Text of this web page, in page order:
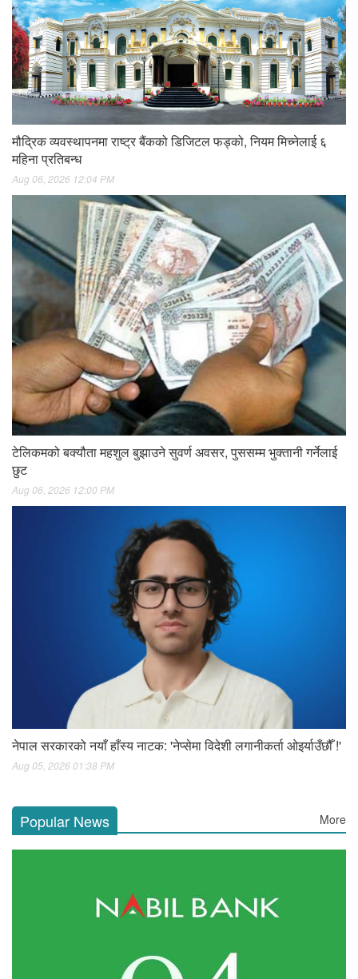
मौद्रिक व्यवस्थापनमा राष्ट्र बैंकको डिजिटल फड्को, नियम मिच्नेलाई ६
महिना प्रतिबन्ध
Aug 06, 2026 12:04 PM
टेलिकमको बक्यौता महशुल बुझाउने सुवर्ण अवसर, पुससम्म भुक्तानी गर्नेलाई
छुट
Aug 06, 2026 12:00 PM
नेपाल सरकारको नयाँ हाँस्य नाटक: 'नेप्सेमा विदेशी लगानीकर्ता ओइर्याउँछौँ !'
Aug 05, 2026 01:38 PM
Popular News More